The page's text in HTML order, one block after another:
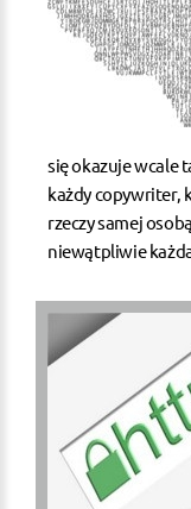
się okazuje wcale
każdy copywriter,
rzeczy samej
niewątpliwie każda